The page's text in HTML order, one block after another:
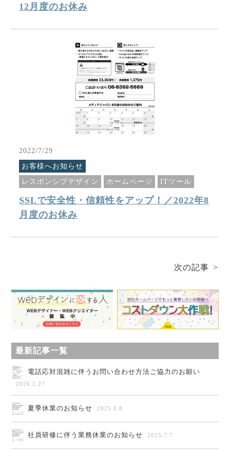
12月度のお休み
2022/7/29
お客様へお知らせ
レスポンシブデザイン
ホームページ ITツール
SSLで安全性・信頼性をアップ！／2022年8
月度のお休み
次の記事
最新記事一覧
電話応対混雑に伴うお問い合わせ方法ご協力のお願い
2026.1.27
夏季休業のお知らせ 2025.8.8
社員研修に伴う業務休業のお知らせ 2025.7.7